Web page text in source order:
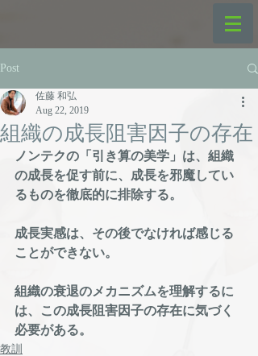
Post
組織の成長阻害因子の存在
佐藤 和弘
Aug 22, 2019
ノンテクの「引き算の美学」は、組織
の成長を促す前に、成長を邪魔してい
るものを徹底的に排除する。
成長実感は、その後でなければ感じる
ことができない。
組織の衰退のメカニズムを理解するに
は、この成長阻害因子の存在に気づく
必要がある。
教訓